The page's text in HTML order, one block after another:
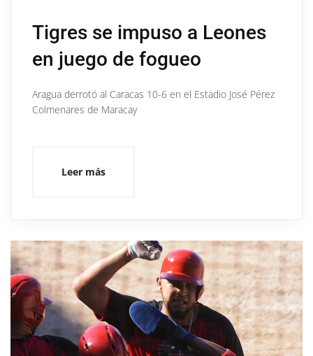
Tigres se impuso a Leones
en juego de fogueo
Aragua derrotó al Caracas 10-6 en el Estadio José Pérez
Colmenares de Maracay
Leer más